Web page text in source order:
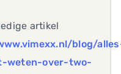
artikel
blog/
weten-over-two-